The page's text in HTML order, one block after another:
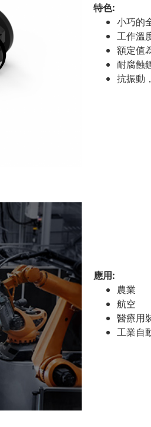
特色:
小巧的
工作溫
額定值
耐腐蝕
抗振動
應用:
農業
航空
醫療用
工業自